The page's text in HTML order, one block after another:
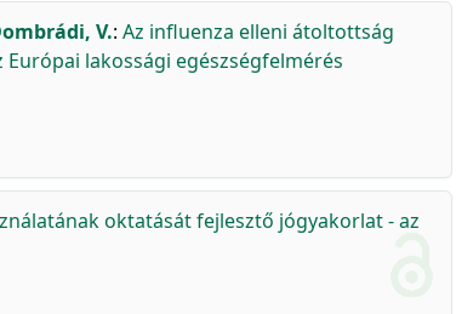
V.: Az influenza elleni átoltottság
lakossági egészségfelmérés
oktatását fejlesztő jógyakorlat - az